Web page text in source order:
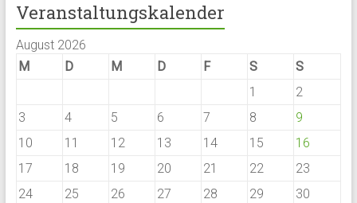
Veranstaltungskalender
August 2026
M
D M D F S
S
1
2
3
4 5 6 7 8
9
10
11 12 13 14 15
16
17
18 19 20 21 22
23
24
25 26 27 28 29
30